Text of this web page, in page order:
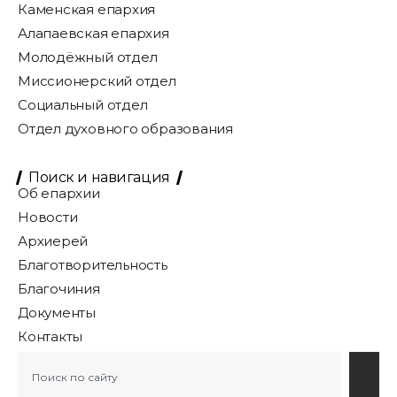
Каменская епархия
Алапаевская епархия
Молодёжный отдел
Миссионерский отдел
Социальный отдел
Отдел духовного образования
Поиск и навигация
Об епархии
Новости
Архиерей
Благотворительность
Благочиния
Документы
Контакты